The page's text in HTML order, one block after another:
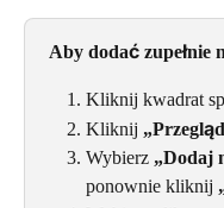
Aby dodać zupełnie
Kliknij kwadrat
Kliknij
Wybierz „Dodaj
ponownie kliknij